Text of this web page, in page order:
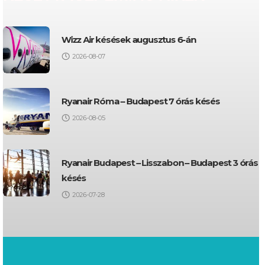
Wizz Air késések augusztus 6-án
2026-08-07
Ryanair Róma – Budapest 7 órás késés
2026-08-05
Ryanair Budapest – Lisszabon – Budapest 3 órás
késés
2026-07-28